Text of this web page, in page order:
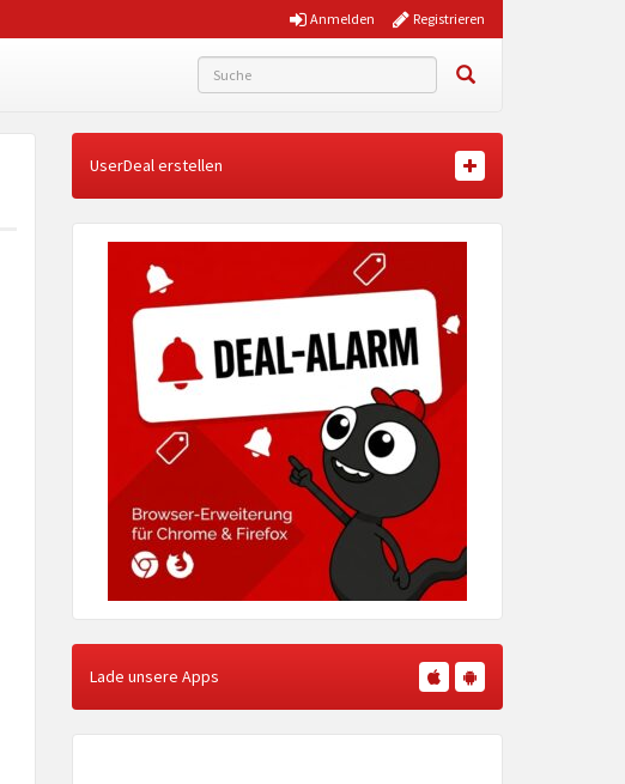
Registrieren
Anmelden
UserDeal erstellen
Lade unsere Apps